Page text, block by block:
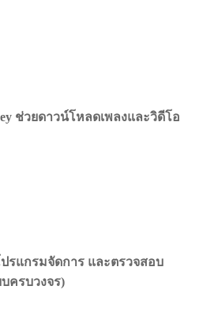
ช่วยดาวน์โหลดเพลงและวิดีโอ
ปรแกรมจัดการ และตรวจสอบ
ครบวงจร)